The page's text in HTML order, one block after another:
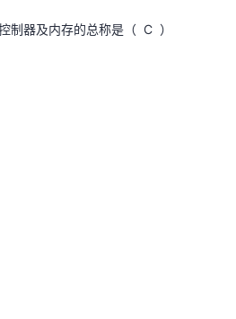
器及内存的总称是（ C ）